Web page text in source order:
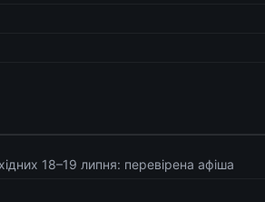
18–19 липня: перевірена афіша